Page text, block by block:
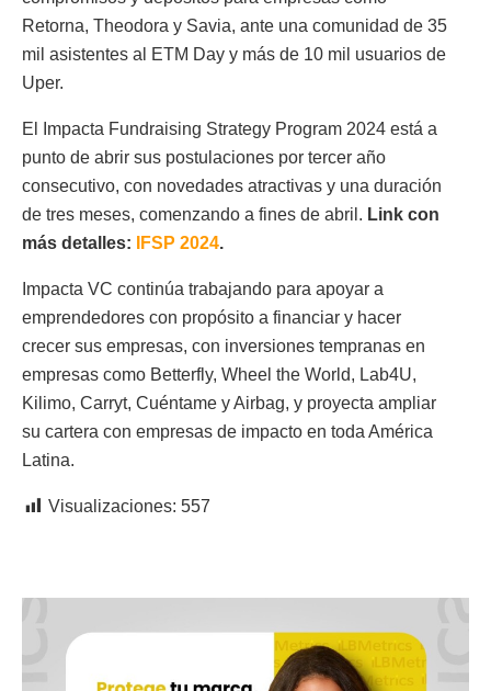
Retorna, Theodora y Savia, ante una comunidad de 35
mil asistentes al ETM Day y más de 10 mil usuarios de
Uper.
El Impacta Fundraising Strategy Program 2024 está a
punto de abrir sus postulaciones por tercer año
consecutivo, con novedades atractivas y una duración
de tres meses, comenzando a fines de abril. Link con
más detalles:
IFSP 2024.
Impacta VC continúa trabajando para apoyar a
emprendedores con propósito a financiar y hacer
crecer sus empresas, con inversiones tempranas en
empresas como Betterfly, Wheel the World, Lab4U,
Kilimo, Carryt, Cuéntame y Airbag, y proyecta ampliar
su cartera con empresas de impacto en toda América
Latina.
Visualizaciones: 557